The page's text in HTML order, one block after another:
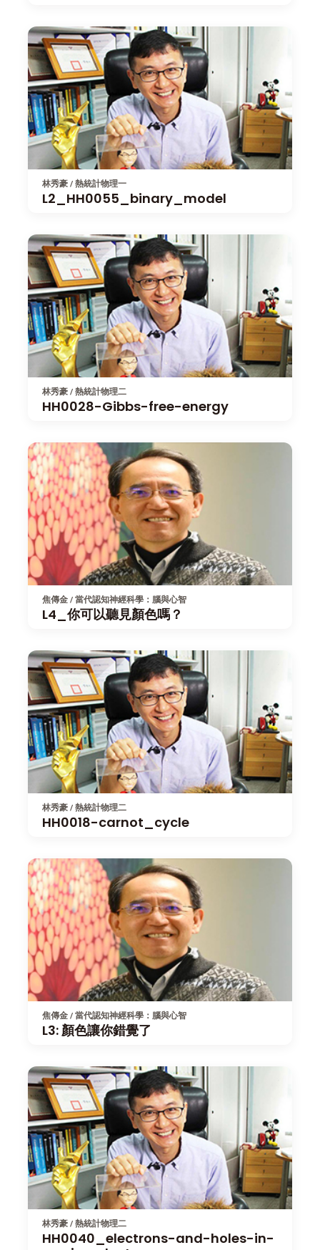
林秀豪 / 熱統計物理一
L2_HH0055_binary_model
林秀豪 / 熱統計物理二
HH0028-Gibbs-free-energy
焦傳金 / 當代認知神經科學：腦與心智
L4_你可以聽見顏色嗎？
林秀豪 / 熱統計物理二
HH0018-carnot_cycle
焦傳金 / 當代認知神經科學：腦與心智
L3: 顏色讓你錯覺了
林秀豪 / 熱統計物理二
HH0040_electrons-and-holes-in-